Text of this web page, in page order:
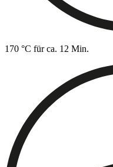
170 °C für ca. 12 Min.